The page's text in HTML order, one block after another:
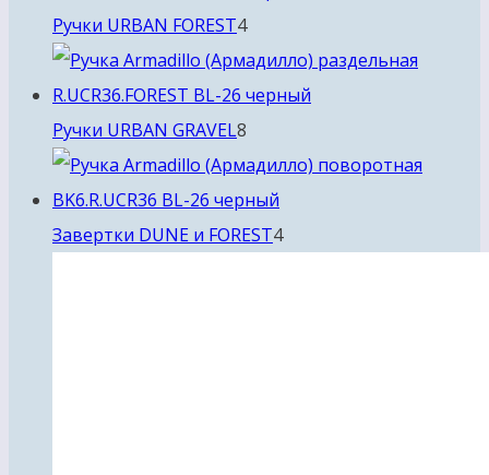
Ручки URBAN FOREST44
товара
Ручки URBAN GRAVEL8
товаров
Завертки DUNE и FOREST44